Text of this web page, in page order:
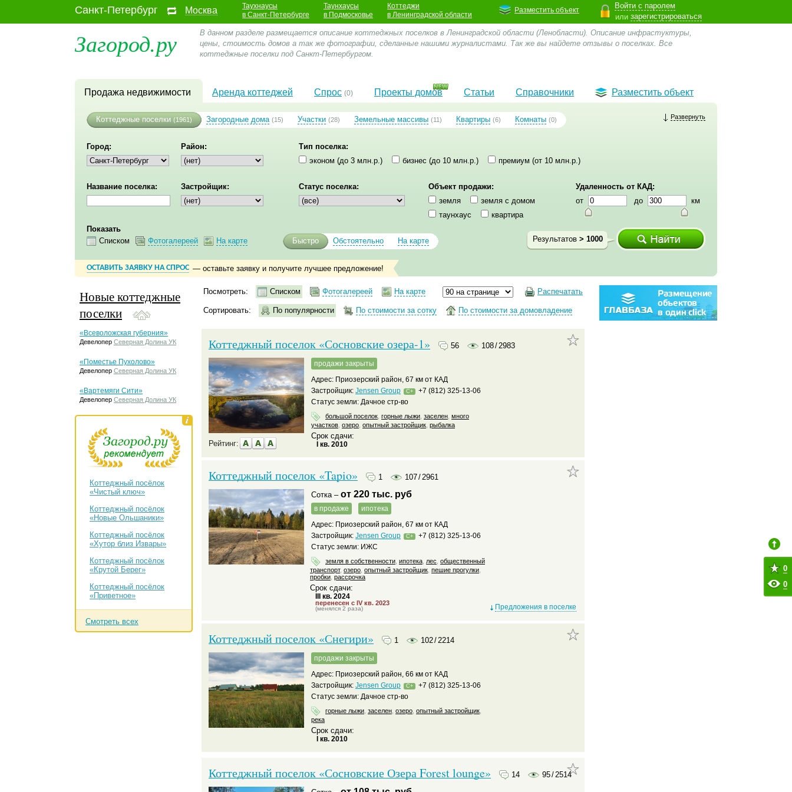
Санкт-Петербург Москва
Таухнаусы
в Санкт-Петербурге
Таунхаусы
в Подмосковье
Коттеджи
в Ленинградской области
Войти с паролем
или зарегистрироваться
Разместить объект
Загород.ру
В данном разделе размещается описание коттеджных поселков в Ленинградской области (Ленобласти). Описание инфрастуктуры,
цены, стоимость домов а так же фотографии, сделанные нашими журналистами. Так же вы найдете отзывы о поселках. Все
коттеджные поселки под Санкт-Петербургом.
Продажа недвижимости Аренда коттеджей Спрос (0) Проекты домов Статьи Справочники Разместить объект
Коттеджные поселки (1961) Загородные дома (15) Участки (28) Земельные массивы (11) Квартиры (6) Комнаты (0) Развернуть
Город: Район:
Тип поселка:
эконом (до 3 млн.р.)
бизнес (до 10 млн.р.) премиум (от 10 млн.р.)
Название поселка: Застройщик: Статус поселка:
Объект продажи:
земля
земля с домом
таунхаус
квартира
Удаленность от КАД:
от
до км
Показать
Списком
Фотогалереей На карте Быстро Обстоятельно На карте Результатов > 1000
ОСТАВИТЬ ЗАЯВКУ НА СПРОС — оставьте заявку и получите лучшее предложение!
Новые коттеджные
поселки
«Всеволожская губерния»
Девелопер Северная Долина УК
«Поместье Пухолово»
Девелопер Северная Долина УК
«Вартемяги Сити»
Девелопер Северная Долина УК
Коттеджный посёлок
«Чистый ключ»
Коттеджный посёлок
«Новые Ольшаники»
Коттеджный посёлок
«Хутор близ Извары»
Коттеджный посёлок
«Крутой Берег»
Коттеджный посёлок
«Приветное»
Смотреть всех
Посмотреть: Списком Фотогалереей На карте Распечатать
Сортировать: По популярности По стоимости за сотку По стоимости за домовладение
Коттеджный поселок «Сосновские озера-1» 56 108/2983
Рейтинг:
продажи закрыты
Адрес: Приозерский район, 67 км от КАД
Застройщик: Jensen Group C+
+7 (812) 325-13-06
Статус земли: Дачное стр-во
большой поселок горные лыжи заселен много
участков озеро опытный застройщик рыбалка
Срок сдачи:
I кв. 2010
Коттеджный поселок «Tapio» 1 107/2961
Сотка – от 220 тыс. руб
в продаже
ипотека
Адрес: Приозерский район, 67 км от КАД
Застройщик: Jensen Group C+
+7 (812) 325-13-06
Статус земли: ИЖС
земля в собственности ипотека лес общественный
транспорт, озеро опытный застройщик пешие прогулки
пробки рассрочка
Срок сдачи:
III кв. 2024
перенесен с IV кв. 2023
(менялся 2 раза) Предложения в поселке
Коттеджный поселок «Снегири» 1 102/2214
продажи закрыты
Адрес: Приозерский район, 66 км от КАД
Застройщик: Jensen Group C+
+7 (812) 325-13-06
Статус земли: Дачное стр-во
горные лыжи заселен озеро опытный застройщик
река
Срок сдачи:
I кв. 2010
Коттеджный поселок «Сосновские Озера Forest lounge» 14 95/2514
0
0